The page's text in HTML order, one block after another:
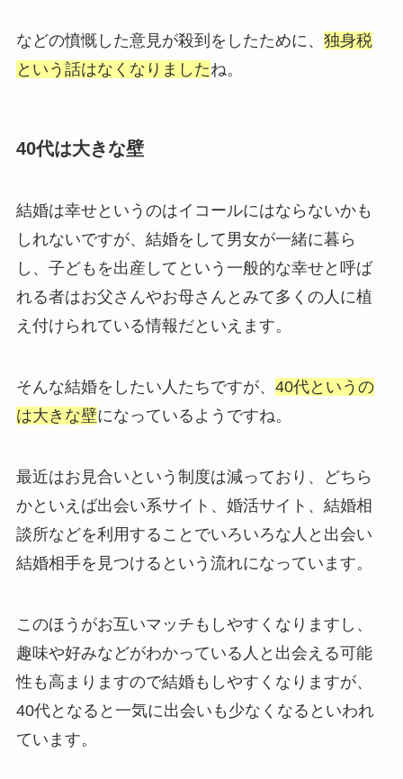
などの憤慨した意見が殺到をしたために、 独身税
という話はなくなりましたね。
40代は大きな壁
結婚は幸せというのはイコールにはならないかも
しれないですが、結婚をして男女が一緒に暮ら
し、子どもを出産してという一般的な幸せと呼ば
れる者はお父さんやお母さんとみて多くの人に植
え付けられている情報だといえます。
そんな結婚をしたい人たちですが、 40代というの
は大きな壁になっているようですね。
最近はお見合いという制度は減っており、どちら
かといえば出会い系サイト、婚活サイト、結婚相
談所などを利用することでいろいろな人と出会い
結婚相手を見つけるという流れになっています。
このほうがお互いマッチもしやすくなりますし、
趣味や好みなどがわかっている人と出会える可能
性も高まりますので結婚もしやすくなりますが、
40代となると一気に出会いも少なくなるといわれ
ています。